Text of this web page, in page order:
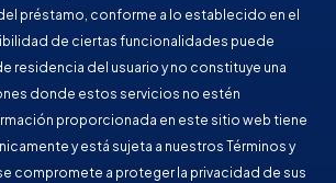
préstamo, conforme a lo establecido en el
de ciertas funcionalidades puede
residencia del usuario y no constituye una
donde estos servicios no estén
proporcionada en este sitio web tiene
y está sujeta a nuestros Términos y
compromete a proteger la privacidad de sus